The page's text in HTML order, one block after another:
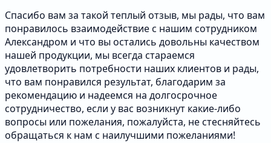
Спасибо вам за такой теплый отзыв, мы рады, что вам
понравилось взаимодействие с нашим сотрудником
Александром и что вы остались довольны качеством
нашей продукции, мы всегда стараемся
удовлетворить потребности наших клиентов и рады,
что вам понравился результат, благодарим за
рекомендацию и надеемся на долгосрочное
сотрудничество, если у вас возникнут какие-либо
вопросы или пожелания, пожалуйста, не стесняйтесь
обращаться к нам с наилучшими пожеланиями!